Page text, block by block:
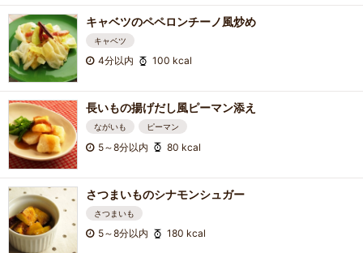
キャベツのペペロンチーノ風炒め
キャベツ
4分以内 100 kcal
長いもの揚げだし風ピーマン添え
ながいも ピーマン
5～8分以内 80 kcal
さつまいものシナモンシュガー
さつまいも
5～8分以内 180 kcal